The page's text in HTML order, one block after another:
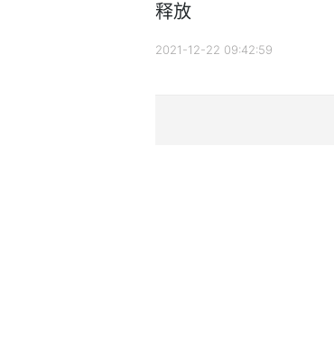
释放
2021-12-22 09:42:59